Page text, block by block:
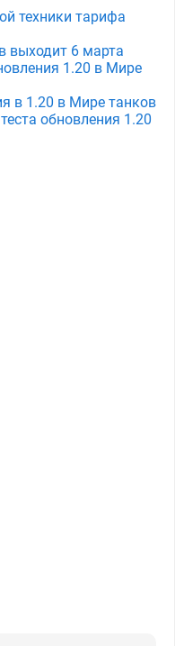
техники тарифа
выходит 6 марта
1.20 в Мире
в 1.20 в Мире танков
обновления 1.20